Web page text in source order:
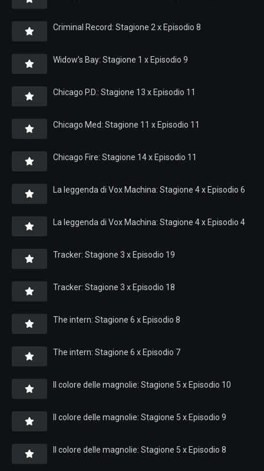
Criminal Record: Stagione 2 x Episodio 8
Widow’s Bay: Stagione 1 x Episodio 9
Chicago P.D.: Stagione 13 x Episodio 11
Chicago Med: Stagione 11 x Episodio 11
Chicago Fire: Stagione 14 x Episodio 11
La leggenda di Vox Machina: Stagione 4 x Episodio 6
La leggenda di Vox Machina: Stagione 4 x Episodio 4
Tracker: Stagione 3 x Episodio 19
Tracker: Stagione 3 x Episodio 18
The intern: Stagione 6 x Episodio 8
The intern: Stagione 6 x Episodio 7
Il colore delle magnolie: Stagione 5 x Episodio 10
Il colore delle magnolie: Stagione 5 x Episodio 9
Il colore delle magnolie: Stagione 5 x Episodio 8